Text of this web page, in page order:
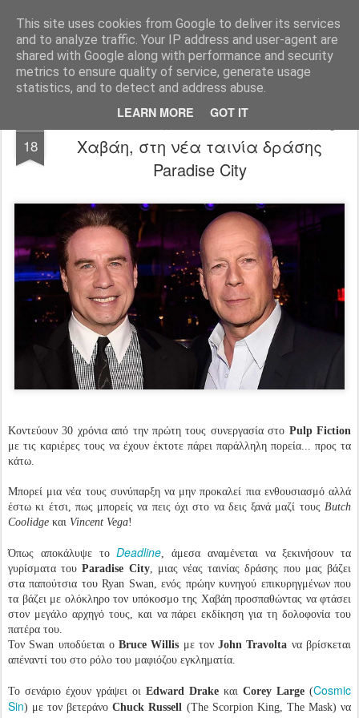
This site uses cookies from Google to deliver its services
and to analyze traffic. Your IP address and user-agent are
shared with Google along with performance and security
metrics to ensure quality of service, generate usage
statistics, and to detect and address abuse.
LEARN MORE GOT IT
FilmBoy
18
Bruce Willis και John Travolta... πάνε
Χαβάη, στη νέα ταινία δράσης
Paradise City
Κοντεύουν 30 χρόνια από την πρώτη τους συνεργασία στο Pulp Fiction
με τις καριέρες τους να έχουν έκτοτε πάρει παράλληλη πορεία... προς τα
κάτω.
Μπορεί μια νέα τους συνύπαρξη να μην προκαλεί πια ενθουσιασμό αλλά
έστω κι έτσι, πως μπορείς να πεις όχι στο να δεις ξανά μαζί τους Butch
Coolidge και Vincent Vega!
Όπως αποκάλυψε τοDeadline, άμεσα αναμένεται να ξεκινήσουν τα
γυρίσματα τουParadise City, μιας νέας ταινίας δράσης που μας βάζει
στα παπούτσια του Ryan Swan, ενός πρώην κυνηγού επικυρηγμένων που
τα βάζει με ολόκληρο τον υπόκοσμο της Χαβάη προσπαθώντας να φτάσει
στον μεγάλο αρχηγό τους, και να πάρει εκδίκηση για τη δολοφονία του
πατέρα του.
Τον Swan υποδύεται οBruce Willis με τονJohn Travolta να βρίσκεται
απέναντί του στο ρόλο του μαφιόζου εγκληματία.
Το σενάριο έχουν γράψει οι Edward Drake και Corey Large (Cosmic
Sin) με τον βετεράνοChuck Russell (The Scorpion King, The Mask) να